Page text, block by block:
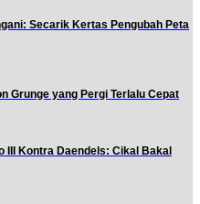
Secarik Kertas Pengubah Peta
Grunge yang Pergi Terlalu Cepat
III Kontra Daendels: Cikal Bakal